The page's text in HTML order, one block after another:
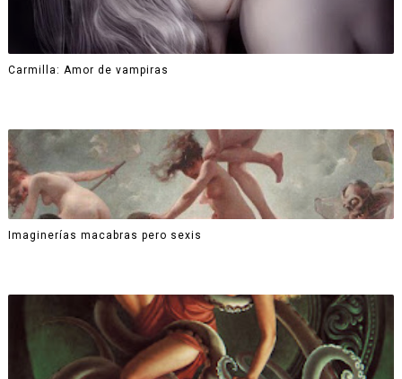
Carmilla: Amor de vampiras
Imaginerías macabras pero sexis